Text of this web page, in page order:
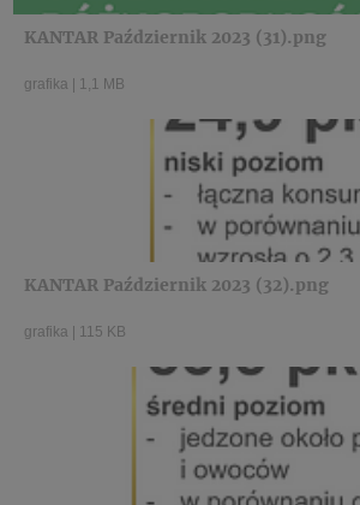
KANTAR Październik 2023 (31).png
grafika 1,1 MB
KANTAR Październik 2023 (32).png
grafika 115 KB